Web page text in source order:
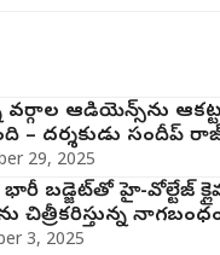
వర్గాల ఆడియెన్స్‌ను
– దర్శకుడు సందీప్
29, 2025
భారీ బడ్జెట్‌తో హై-వోల్టేజ్
చిత్రీకరిస్తున్న
3, 2025